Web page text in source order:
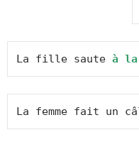
La fille saute à la
La femme fait un